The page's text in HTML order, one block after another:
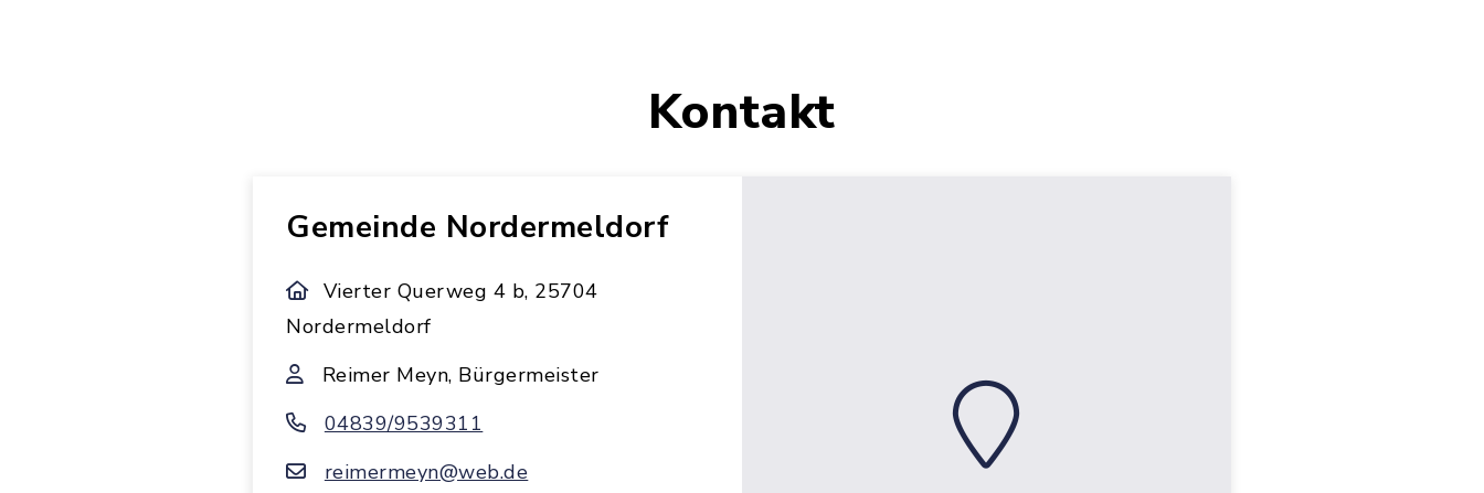
Kontakt
Gemeinde Nordermeldorf
Vierter Querweg 4 b, 25704
Nordermeldorf
Reimer Meyn, Bürgermeister
04839/9539311
reimermeyn@web.de